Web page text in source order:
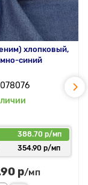
хлопковый,
синий
388.70 р/мп
354.90 р/мп
р/мп